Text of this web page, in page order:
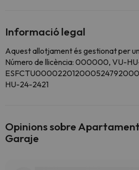
Informació legal
Aquest allotjament és gestionat per
Número de llicència: 000000, VU-
HU-24-2421
Opinions sobre
Garaje